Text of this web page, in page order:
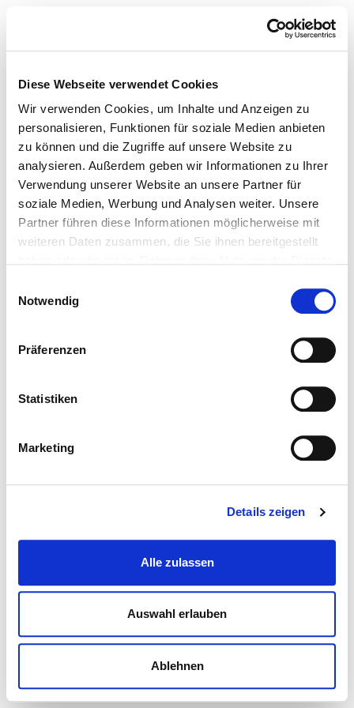
Diese Webseite verwendet Cookies
Wir verwenden Cookies, um Inhalte und Anzeigen zu
personalisieren, Funktionen für soziale Medien anbieten
zu können und die Zugriffe auf unsere Website zu
analysieren. Außerdem geben wir Informationen zu Ihrer
Verwendung unserer Website an unsere Partner für
soziale Medien, Werbung und Analysen weiter. Unsere
Partner führen diese Informationen möglicherweise mit
weiteren Daten zusammen, die Sie ihnen bereitgestellt
Notwendig
Präferenzen
Statistiken
Marketing
Details zeigen
Alle zulassen
Auswahl erlauben
Ablehnen